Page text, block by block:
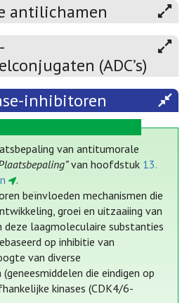
antilichamen
(ADC’s)
inhibitoren
van antitumorale
van hoofdstuk 13.
.
beïnvloeden mechanismen die
groei en uitzaaiing van
deze laagmoleculaire substanties
op inhibitie van
van diverse
die eindigen op
kinases (CDK4/6-